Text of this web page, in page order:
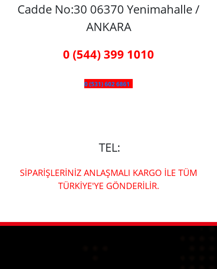
Cadde No:30 06370 Yenimahalle /
ANKARA
0 (544) 399 1010
0 (531) 602 6861
TEL:
SİPARİŞLERİNİZ ANLAŞMALI KARGO İLE TÜM
TÜRKİYE'YE GÖNDERİLİR.